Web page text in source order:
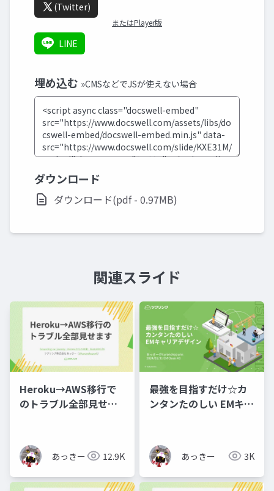
(Twitter)
またはPlayer版
LINE
埋め込む »CMSなどでJSが使えない場合
ダウンロード
ダウンロード(pdf - 0.97MB)
関連スライド
Heroku→AWS移行で
のトラブル全部見せま
あっきー 12.9K
最強を目指すだけ☆カ
ンタンたのしい EMキャ
あっきー 3K